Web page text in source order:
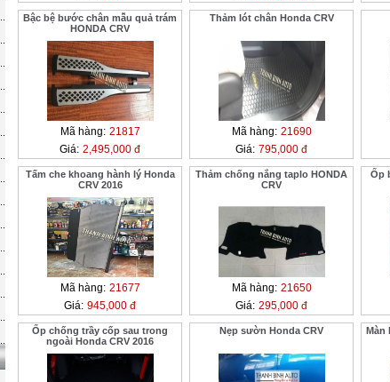
Bậc bệ bước chân mẫu quả trám
HONDA CRV
Mã hàng: 21817
Giá: 2,495,000 đ
Thảm lót chân Honda CRV
Mã hàng: 21690
Giá: 795,000 đ
Tấm che khoang hành lý Honda
CRV 2016
Mã hàng: 21677
Giá: 945,000 đ
Thảm chống nắng taplo HONDA
CRV
Mã hàng: 21650
Giá: 295,000 đ
Ốp
Ốp chống trầy cốp sau trong
ngoài Honda CRV 2016
Nẹp sườn Honda CRV
Màn